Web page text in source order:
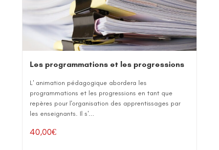
Les programmations et les progressions
L' animation pédagogique abordera les
programmations et les progressions en tant que
repères pour l'organisation des apprentissages par
les enseignants. Il s'...
40,00€